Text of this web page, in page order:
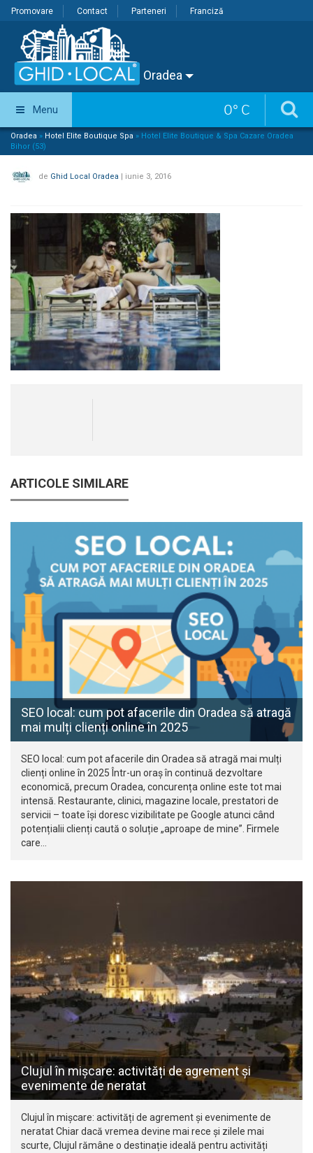
Promovare Contact Parteneri Franciză
Oradea
0° C
Menu
Oradea » Hotel Elite Boutique Spa » Hotel Elite Boutique & Spa Cazare Oradea
Bihor (53)
de Ghid Local Oradea | iunie 3, 2016
ARTICOLE SIMILARE
SEO local: cum pot afacerile din Oradea să atragă
mai mulți clienți online în 2025
SEO local: cum pot afacerile din Oradea să atragă mai mulți
clienți online în 2025 Într-un oraș în continuă dezvoltare
economică, precum Oradea, concurența online este tot mai
intensă. Restaurante, clinici, magazine locale, prestatori de
servicii – toate își doresc vizibilitate pe Google atunci când
potențialii clienți caută o soluție „aproape de mine”. Firmele
care…
Clujul în mișcare: activități de agrement și
evenimente de neratat
Clujul în mișcare: activități de agrement și evenimente de
neratat Chiar dacă vremea devine mai rece și zilele mai
scurte, Clujul rămâne o destinație ideală pentru activități